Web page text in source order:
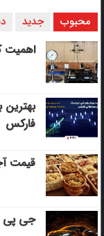
محبوب جدید
اهمیت
بهترین
فارکس
قیمت
جی پی